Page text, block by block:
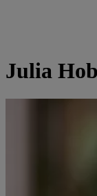
Julia